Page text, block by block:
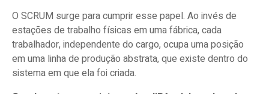
O SCRUM surge para cumprir esse papel. Ao invés de
estações de trabalho físicas em uma fábrica, cada
trabalhador, independente do cargo, ocupa uma posição
em uma linha de produção abstrata, que existe dentro do
sistema em que ela foi criada.